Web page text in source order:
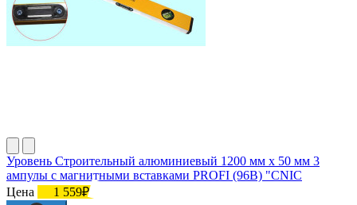
Уровень Строительный алюминиевый 1200 мм х 50 мм 3
ампулы с магнитными вставками PROFI (96В) "CNIC
Цена
1 559₽